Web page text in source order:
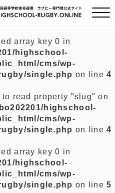
介
ポリシー
array key 0 in
highschool-
cms/wp-
single.php on line4
to read property "slug" on
highschool-
cms/wp-
single.php on line4
array key 0 in
highschool-
cms/wp-
single.php on line5